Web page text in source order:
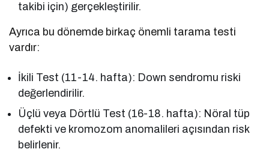
takibi için) gerçekleştirilir.
Ayrıca bu dönemde birkaç önemli tarama testi
vardır:
İkili Test (11-14. hafta): Down sendromu riski
değerlendirilir.
Üçlü veya Dörtlü Test (16-18. hafta): Nöral tüp
defekti ve kromozom anomalileri açısından risk
belirlenir.